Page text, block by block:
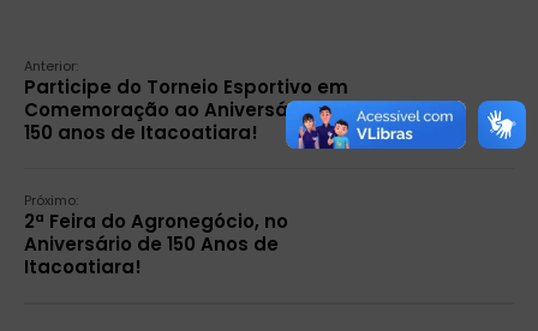
Anterior:
Participe do Torneio Esportivo em
Comemoração ao Aniversário de
150 anos de Itacoatiara!
Próximo:
2ª Feira do Agronegócio, no
Aniversário de 150 Anos de
Itacoatiara!